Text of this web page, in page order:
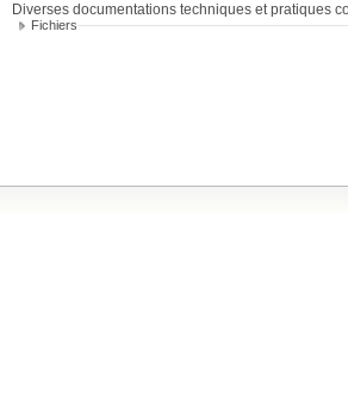
Diverses documentations techniques et pratiques
Fichiers